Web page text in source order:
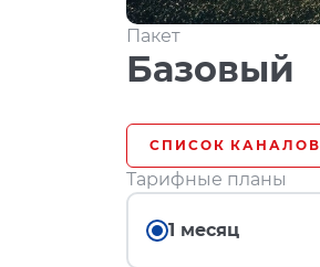
Пакет
Базовый
СПИСОК КАНАЛОВ
Тарифные планы
1 месяц